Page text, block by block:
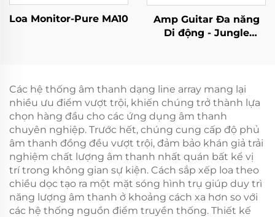
Loa Monitor-Pure MA10
Amp Guitar Đa năng
Di động - Jungle
Các hệ thống âm thanh dạng line array mang lại
nhiều ưu điểm vượt trội, khiến chúng trở thành lựa
chọn hàng đầu cho các ứng dụng âm thanh
chuyên nghiệp. Trước hết, chúng cung cấp độ phủ
âm thanh đồng đều vượt trội, đảm bảo khán giả trải
nghiệm chất lượng âm thanh nhất quán bất kể vị
trí trong không gian sự kiện. Cách sắp xếp loa theo
chiều dọc tạo ra một mặt sóng hình trụ giúp duy trì
năng lượng âm thanh ở khoảng cách xa hơn so với
các hệ thống nguồn điểm truyền thống. Thiết kế